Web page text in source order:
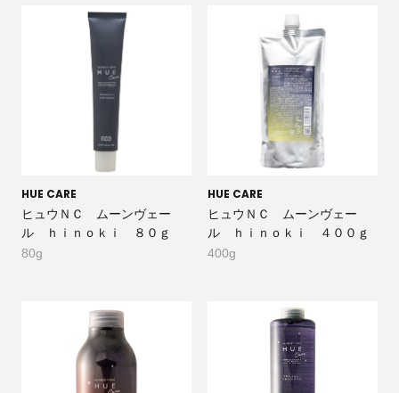
HUE CARE
ヒュウＮＣ ムーンヴェー
ル ｈｉｎｏｋｉ ８０ｇ
80g
HUE CARE
ヒュウＮＣ ムーンヴェー
ル ｈｉｎｏｋｉ ４００ｇ
400g